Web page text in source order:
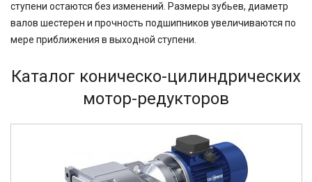
ступени остаются без изменений. Размеры зубьев, диаметр
валов шестерен и прочность подшипников увеличиваются по
мере приближения в выходной ступени.
Каталог коническо-цилиндрических
мотор-редукторов